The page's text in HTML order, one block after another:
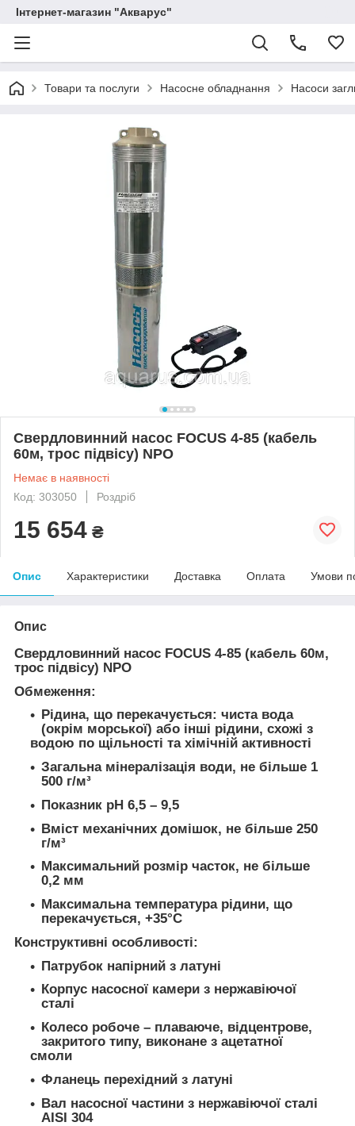
Інтернет-магазин "Акварус"
Товари та послуги Насосне обладнання Насоси
Свердловинний насос FOCUS 4-85 (кабель
60м, трос підвісу) NPO
Немає в наявності
Код: 303050
Роздріб
15 654 ₴
Опис Характеристики Доставка Оплата Умови
Опис
Свердловинний насос FOCUS 4-85 (кабель 60м,
трос підвісу) NPO
Обмеження:
Рідина, що перекачується: чиста вода
(окрім морської) або інші рідини, схожі з
водою по щільності та хімічній активності
Загальна мінералізація води, не більше 1
500 г/м³
Показник рН 6,5 – 9,5
Вміст механічних домішок, не більше 250
г/м³
Максимальний розмір часток, не більше
0,2 мм
Максимальна температура рідини, що
перекачується, +35°С
Конструктивні особливості:
Патрубок напірний з латуні
Корпус насосної камери з нержавіючої
сталі
Колесо робоче – плаваюче, відцентрове,
закритого типу, виконане з ацетатної
смоли
Фланець перехідний з латуні
Вал насосної частини з нержавіючої сталі
AISI 304